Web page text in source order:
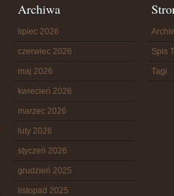
Archiwa
lipiec 2026
czerwiec 2026
maj 2026
kwiecień 2026
marzec 2026
luty 2026
styczeń 2026
grudzień 2025
listopad 2025
Spis
Tagi